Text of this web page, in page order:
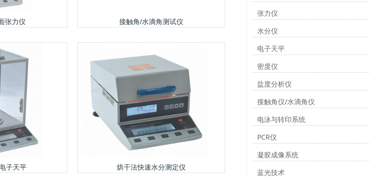
张力仪 接触角/水滴角测试仪
子天平 烘干法快速水分测定仪
张力仪
水分仪
电子天平
密度仪
盐度分析仪
接触角仪/水滴角仪
电泳与转印系统
PCR仪
凝胶成像系统
蓝光技术